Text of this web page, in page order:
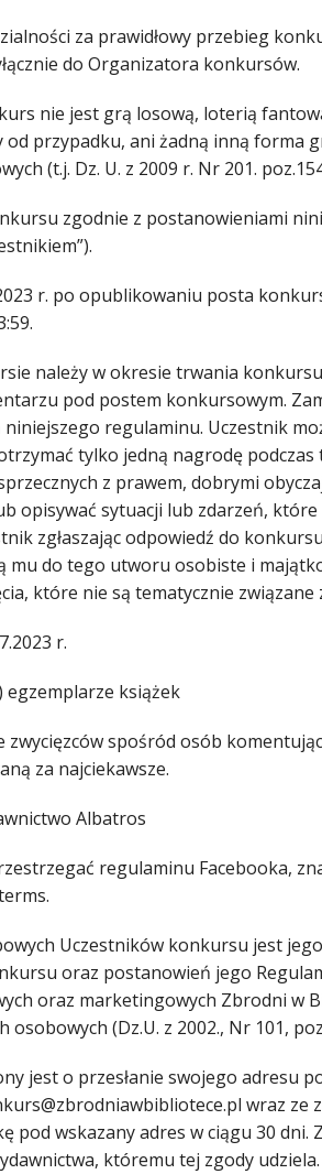
za prawidłowy przebieg
do Organizatora konkursów.
nie jest grą losową, loterią
przypadku, ani żadną inną forma
(t.j. Dz. U. z 2009 r. Nr 201.
zgodnie z postanowieniami
r. po opublikowaniu posta
należy w okresie trwania
pod postem konkursowym.
regulaminu. Uczestnik
tylko jedną nagrodę
z prawem, dobrymi
opisywać sytuacji lub zdarzeń,
zgłaszając odpowiedź do
mu do tego utworu osobiste i
które nie są tematycznie
r.
egzemplarze książek
spośród osób
za najciekawsze.
Albatros
regulaminu Facebooka,
Uczestników konkursu jest
oraz postanowień jego
oraz marketingowych Zbrodni w
(Dz.U. z 2002., Nr 101,
jest o przesłanie swojego adresu
wraz ze
pod wskazany adres w ciągu 30 dni.
któremu tej zgody udziela.